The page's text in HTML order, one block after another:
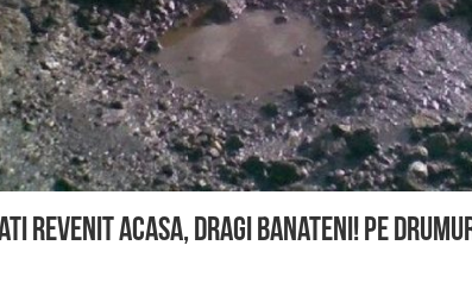
ati revenit acasa, dragi banateni! Pe